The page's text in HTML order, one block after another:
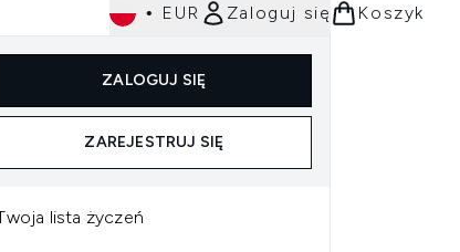
• EUR Zaloguj się
ZALOGUJ SIĘ
ZAREJESTRUJ SIĘ
lista życzeń
Koszyk
Wejdź do podmenu (Włosy) Wejdź do podmenu (Narzędzia)
Dla mężczyzn